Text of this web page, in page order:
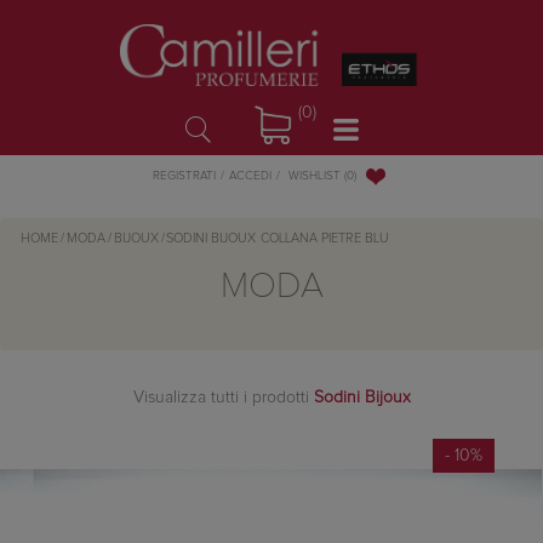
(0)
REGISTRATI ACCEDI WISHLIST (0)
HOME / MODA / BIJOUX / SODINI BIJOUX COLLANA PIETRE BLU
MODA
Visualizza tutti i prodotti Sodini Bijoux
- 10%